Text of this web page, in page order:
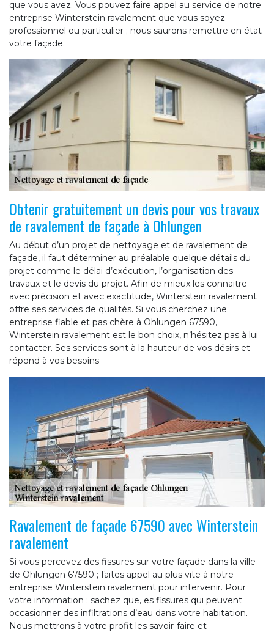
que vous avez. Vous pouvez faire appel au service de notre
entreprise Winterstein ravalement que vous soyez
professionnel ou particulier ; nous saurons remettre en état
votre façade.
Obtenir gratuitement un devis pour vos travaux
de ravalement de façade à Ohlungen
Au début d’un projet de nettoyage et de ravalement de
façade, il faut déterminer au préalable quelque détails du
projet comme le délai d’exécution, l’organisation des
travaux et le devis du projet. Afin de mieux les connaitre
avec précision et avec exactitude, Winterstein ravalement
offre ses services de qualités. Si vous cherchez une
entreprise fiable et pas chère à Ohlungen 67590,
Winterstein ravalement est le bon choix, n’hésitez pas à lui
contacter. Ses services sont à la hauteur de vos désirs et
répond à vos besoins
Ravalement de façade 67590 avec Winterstein
ravalement
Si vous percevez des fissures sur votre façade dans la ville
de Ohlungen 67590 ; faites appel au plus vite à notre
entreprise Winterstein ravalement pour intervenir. Pour
votre information ; sachez que, es fissures qui peuvent
occasionner des infiltrations d’eau dans votre habitation.
Nous mettrons à votre profit les savoir-faire et